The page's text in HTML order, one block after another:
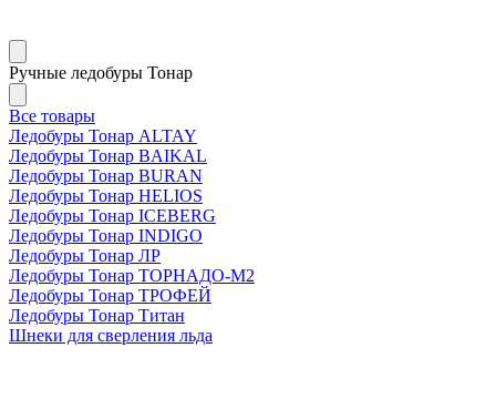
Ручные ледобуры Тонар
Все товары
Ледобуры Тонар ALTAY
Ледобуры Тонар BAIKAL
Ледобуры Тонар BURAN
Ледобуры Тонар HELIOS
Ледобуры Тонар ICEBERG
Ледобуры Тонар INDIGO
Ледобуры Тонар ЛР
Ледобуры Тонар ТОРНАДО-М2
Ледобуры Тонар ТРОФЕЙ
Ледобуры Тонар Титан
Шнеки для сверления льда